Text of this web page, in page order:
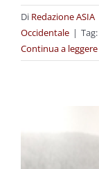
Di Redazione ASIA
Occidentale | Tag:
Continua a leggere